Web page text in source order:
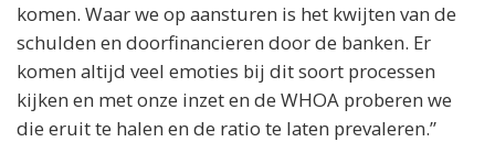
komen. Waar we op aansturen is het kwijten van de
schulden en doorfinancieren door de banken. Er
komen altijd veel emoties bij dit soort processen
kijken en met onze inzet en de WHOA proberen we
die eruit te halen en de ratio te laten prevaleren.”